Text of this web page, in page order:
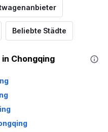
Beliebte Städte
Chongqing